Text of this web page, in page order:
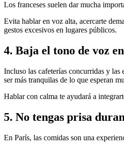
Los franceses suelen dar mucha
Evita hablar en voz alta, acercarte
gestos excesivos en lugares públicos.
4. Baja el tono de voz
Incluso las cafeterías concurridas y las
ser más tranquilas de lo que esperan
Hablar con calma te ayudará a
5. No tengas prisa
En París, las comidas son una